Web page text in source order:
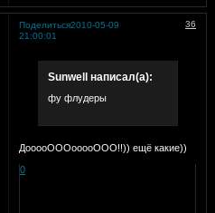
Поделиться 36
2010-05-09
21:00:01
Sunwell написал(а):
фу флудеры
ДооооОООооооООО!!)) ещё какие))
0